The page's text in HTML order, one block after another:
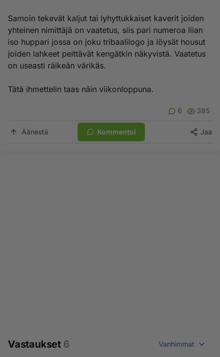
Samoin tekevät kaljut tai lyhyttukkaiset kaverit joiden
yhteinen nimittäjä on vaatetus, siis pari numeroa liian
iso huppari jossa on joku tribaalilogo ja löysät housut
joiden lahkeet peittävät kengätkin näkyvistä. Vaatetus
on useasti räikeän värikäs.
Tätä ihmettelin taas näin viikonloppuna.
6 385
Äänestä Kommentoi Jaa
Vastaukset 6 Vanhimmat